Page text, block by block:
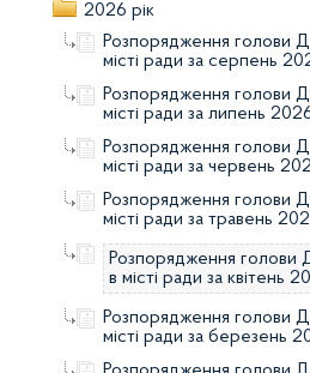
2026 рік
Розпорядження голови
місті ради за серпень
Розпорядження голови
місті ради за липень
Розпорядження голови
місті ради за червень
Розпорядження голови
місті ради за травень
Розпорядження голови
в місті ради за квітень
Розпорядження голови
місті ради за березень